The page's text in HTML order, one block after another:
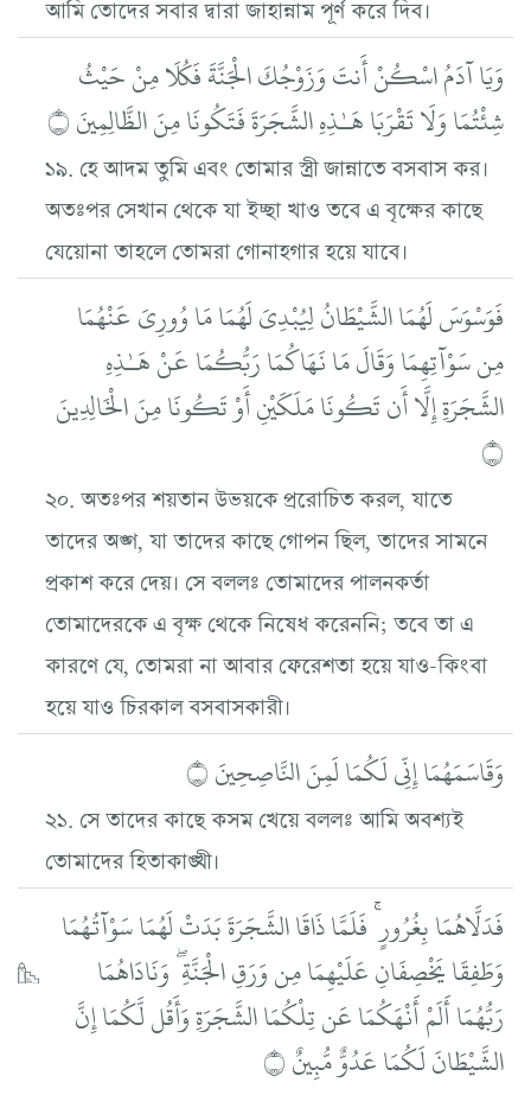
আমি তোদের সবার দ্বারা জাহান্নাম পূর্ণ করে দিব।
وَيَا آدَمُ اسْكُنْ أَنتَ وَزَوْجُكَ الْجَنَّةَ فَكُلَا مِنْ حَيْثُ
شِئْتُمَا وَلَا تَقْرَبَا هَـٰذِهِ الشَّجَرَةَ فَتَكُونَا مِنَ الظَّالِمِينَ ۝
১৯. হে আদম তুমি এবং তোমার স্ত্রী জান্নাতে বসবাস কর।
অতঃপর সেখান থেকে যা ইচ্ছা খাও তবে এ বৃক্ষের কাছে
যেয়োনা তাহলে তোমরা গোনাহগার হয়ে যাবে।
فَوَسْوَسَ لَهُمَا الشَّيْطَانُ لِيُبْدِيَ لَهُمَا مَا وُورِيَ عَنْهُمَا
مِن سَوْآتِهِمَا وَقَالَ مَا نَهَاكُمَا رَبُّكُمَا عَنْ هَـٰذِهِ
الشَّجَرَةِ إِلَّا أَن تَكُونَا مَلَكَيْنِ أَوْ تَكُونَا مِنَ الْخَالِدِينَ
۝
২০. অতঃপর শয়তান উভয়কে প্ররোচিত করল, যাতে
তাদের অঙ্গ, যা তাদের কাছে গোপন ছিল, তাদের সামনে
প্রকাশ করে দেয়। সে বললঃ তোমাদের পালনকর্তা
তোমাদেরকে এ বৃক্ষ থেকে নিষেধ করেননি; তবে তা এ
কারণে যে, তোমরা না আবার ফেরেশতা হয়ে যাও-কিংবা
হয়ে যাও চিরকাল বসবাসকারী।
وَقَاسَمَهُمَا إِنِّي لَكُمَا لَمِنَ النَّاصِحِينَ ۝
২১. সে তাদের কাছে কসম খেয়ে বললঃ আমি অবশ্যই
তোমাদের হিতাকাঙ্খী।
فَدَلَّاهُمَا بِغُرُورٍ ۚ فَلَمَّا ذَاقَا الشَّجَرَةَ بَدَتْ لَهُمَا سَوْآتُهُمَا
وَطَفِقَا يَخْصِفَانِ عَلَيْهِمَا مِن وَرَقِ الْجَنَّةِ ۖ وَنَادَاهُمَا
رَبُّهُمَا أَلَمْ أَنْهَكُمَا عَن تِلْكُمَا الشَّجَرَةِ وَأَقُل لَّكُمَا إِنَّ
الشَّيْطَانَ لَكُمَا عَدُوٌّ مُّبِينٌ ۝